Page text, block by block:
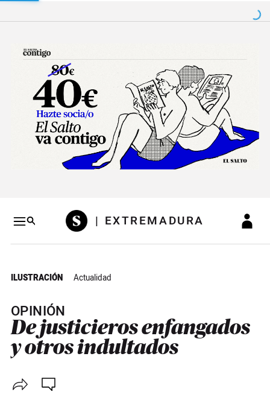
Salto a contenido
| EXTREMADURA
ILUSTRACIÓN Actualidad
OPINIÓN
De justicieros enfangados
y otros indultados